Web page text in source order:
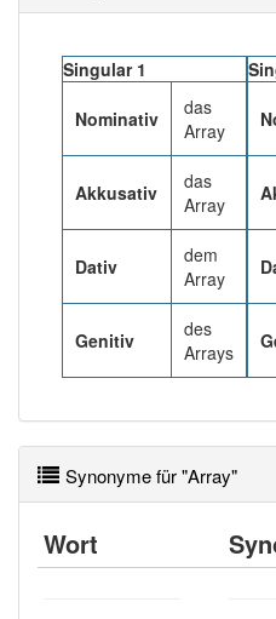
Singular 1
Nominativ
das
Array
Akkusativ
das
Array
Dativ
dem
Array
Genitiv
des
Arrays
Synonyme für "Array"
Wort